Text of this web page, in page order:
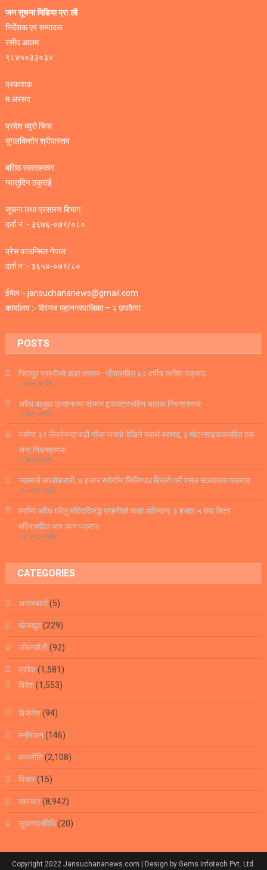
जन सूचना मिडिया प्रा.ली
निर्देशक एवं सम्पादक
रसीद आलम
९८४५०३३०३४
प्रकाशक
म.अरसद
प्रदेश ब्युरो चिफ
युगलकिशोर श्रीवास्तव
बरिष्ठ सल्लाहकार
ग्यासुदिन ठकुराई
सूचना तथा प्रसारण बिभाग
दर्ता नं :- ३६७६-०७९/०८०
प्रेस काउन्सिल नेपाल
दर्ता नं :- ३६५४-०७९/८०
ईमेल :- jansuchananews@gmail.com
कार्यालय :- विरगज महानगरपालिका – २ छपकैया
POSTS
जितपुर प्रहरीको कडा एक्सन : गाँजासहित ४२ वर्षीय व्यक्ति पक्राउ
२ घण्टा अगाडि
अवैध बालुवा उत्खननमा संलग्न ट्र्याक्टरसहित चालक नियन्त्रणमा
९ घण्टा अगाडि
पर्सामा ३९ किलोभन्दा बढी गाँजा जस्तो देखिने पदार्थ बरामद, ३ मोटरसाइकलसहित एक
जना नियन्त्रणमा
९ घण्टा अगाडि
ग्यासको कालोबजारी, ७ हजार रुपैयाँमा सिलिण्डर बिक्री गर्ने पसल सञ्चालक पक्राउ
२२ घण्टा अगाडि
पर्सामा अवैध घरेलु मदिराविरुद्ध प्रहरीको कडा अभियान, ३ हजार ५ सय लिटर
मदिरासहित चार जना पक्राउ
२४ घण्टा अगाडि
CATEGORIES
अन्तरबार्ता(5)
खेलखुद(229)
जीवनशैली(92)
प्रदेश(1,581)
बिदेश(1,553)
बिजेनेश(94)
मनोरंजन(146)
राजनीति(2,108)
विचार(15)
समाचार(8,942)
सूचनाप्रविधि(20)
Copyright 2022 Jansuchananews.com | Design by Gems Infotech Pvt. Ltd.